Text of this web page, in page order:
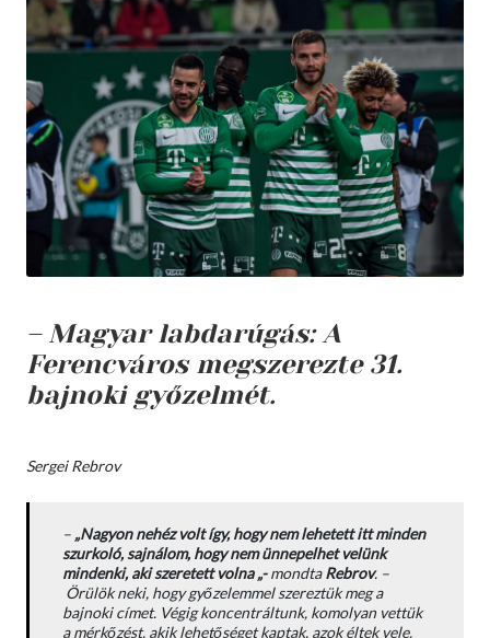
– Magyar labdarúgás: A
Ferencváros megszerezte 31.
bajnoki győzelmét.
Sergei Rebrov
– „Nagyon nehéz volt így, hogy nem lehetett itt minden
szurkoló, sajnálom, hogy nem ünnepelhet velünk
mindenki, aki szeretett volna„-mondtaRebrov. –
Örülök neki, hogy győzelemmel szereztük meg a
bajnoki címet. Végig koncentráltunk, komolyan vettük
a mérkőzést, akik lehetőséget kaptak, azok éltek vele.